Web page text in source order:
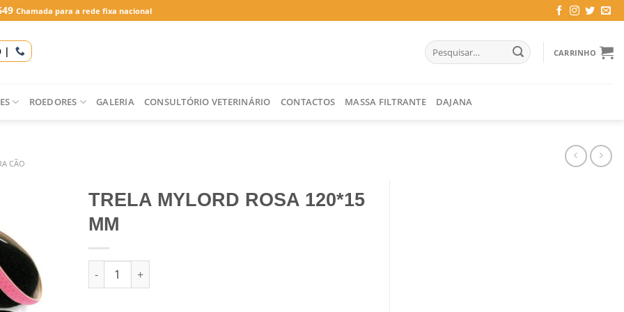
Chamada para a rede fixa nacional
|
Pesquisar
por:
CARRINHO
ROEDORES GALERIA CONSULTÓRIO VETERINÁRIO CONTACTOS MASSA FILTRANTE DAJANA
CÃO
TRELA MYLORD ROSA 120*15
MM
Quantidade de TRELA MYLORD ROSA 120*15 MM